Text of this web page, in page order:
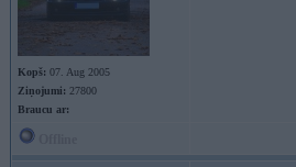
Kopš: 07. Aug 2005
Ziņojumi: 27800
Braucu ar: